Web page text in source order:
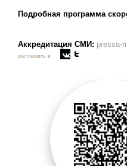
Подробная программа
Аккредитация СМИ: pressa-
рассказать в